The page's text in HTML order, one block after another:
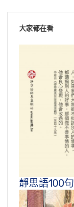
大家都在看
靜思語100句